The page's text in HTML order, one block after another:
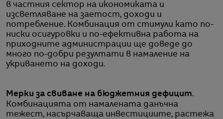
в частния сектор на икономиката и
изсветляване на заетост, доходи и
потребление. Комбинация от стимули като по-
ниски осигуровки и по-ефективна работа на
приходните администрации ще доведе до
много по-добри резултати в намаление на
укриването на доходи.
Мерки за свиване на бюджетния дефицит.
Комбинацията от намалената данъчна
тежест, насърчаваща инвестициите, растежа